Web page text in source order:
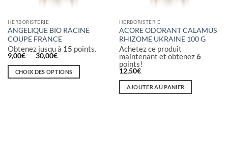
HERBORISTERIE
ANGELIQUE BIO RACINE
COUPE FRANCE
Obtenez jusqu à 15 points.
9,00€ – 30,00€Plage
prix :
9,00€
CHOIX DES OPTIONS
HERBORISTERIE
ACORE ODORANT CALAMUS
RHIZOME UKRAINE 100 G
Achetez ce produit
maintenant et obtenez6
points!
12,50€
AJOUTER AU PANIER